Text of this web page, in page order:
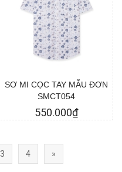
Chọn hàng
SƠ MI CỌC TAY MẪU ĐƠN
SMCT054
550.000₫
3 4 »